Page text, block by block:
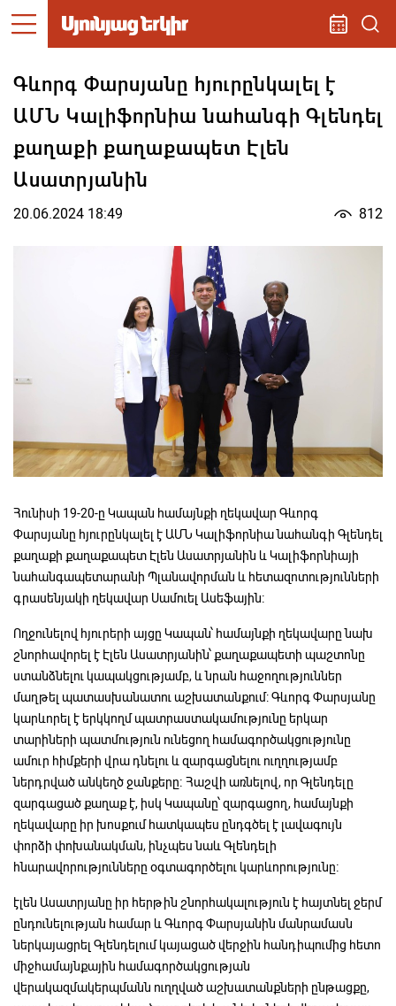
Գևորգ Փարսյանը հյուրընկալել է
ԱՄՆ Կալիֆորնիա նահանգի Գլենդել
քաղաքի քաղաքապետ Էլեն
Ասատրյանին
20.06.2024 18:49 812
Հունիսի 19-20-ը Կապան համայնքի ղեկավար Գևորգ
Փարսյանը հյուրընկալել է ԱՄՆ Կալիֆորնիա նահանգի Գլենդել
քաղաքի քաղաքապետ Էլեն Ասատրյանին և Կալիֆորնիայի
նահանգապետարանի Պլանավորման և հետազոտությունների
գրասենյակի ղեկավար Սամուել Ասեֆային։
Ողջունելով հյուրերի այցը Կապան՝ համայնքի ղեկավարը նախ
շնորհավորել է Էլեն Ասատրյանին՝ քաղաքապետի պաշտոնը
ստանձնելու կապակցությամբ, և նրան հաջողություններ
մաղթել պատասխանատու աշխատանքում: Գևորգ Փարսյանը
կարևորել է երկկողմ պատրաստակամությունը երկար
տարիների պատմություն ունեցող համագործակցությունը
ամուր հիմքերի վրա դնելու և զարգացնելու ուղղությամբ
ներդրված անկեղծ ջանքերը։ Հաշվի առնելով, որ Գլենդելը
զարգացած քաղաք է, իսկ Կապանը՝ զարգացող, համայնքի
ղեկավարը իր խոսքում հատկապես ընդգծել է լավագույն
փորձի փոխանակման, ինչպես նաև Գլենդելի
հնարավորությունները օգտագործելու կարևորությունը։
էլեն Ասատրյանը իր հերթին շնորհակալություն է հայտնել ջերմ
ընդունելության համար և Գևորգ Փարսյանին մանրամասն
ներկայացրել Գլենդելում կայացած վերջին հանդիպումից հետո
միջհամայնքային համագործակցության
վերակազմակերպմանն ուղղված աշխատանքների ընթացքը,